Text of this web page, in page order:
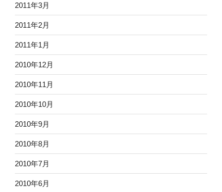
2011年3月
2011年2月
2011年1月
2010年12月
2010年11月
2010年10月
2010年9月
2010年8月
2010年7月
2010年6月